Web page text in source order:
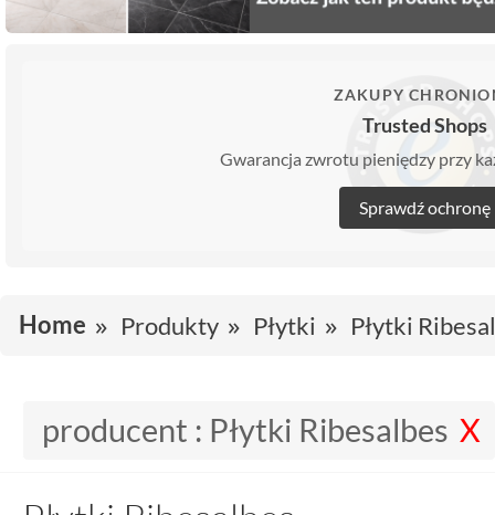
ZAKUPY
Trusted Shops
Gwarancja zwrotu pieniędzy przy
Sprawdź ochronę
Home Produkty Płytki Płytki
producent : Płytki Ribesalbes